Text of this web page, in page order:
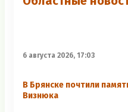
6 августа 2026, 17:03
В Брянске почтили
Визнюка